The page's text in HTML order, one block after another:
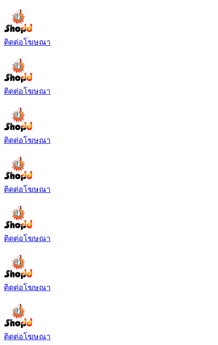
ติดต่อโฆษณา
ติดต่อโฆษณา
ติดต่อโฆษณา
ติดต่อโฆษณา
ติดต่อโฆษณา
ติดต่อโฆษณา
ติดต่อโฆษณา